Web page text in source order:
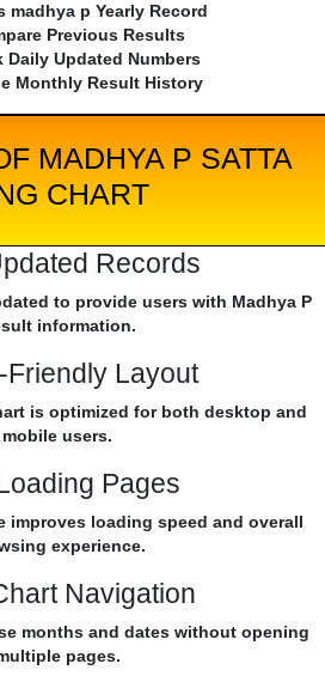
madhya p Yearly Record
Previous Results
Daily Updated Numbers
Monthly Result History
MADHYA P SATTA
CHART
Records
to provide users with Madhya P
information.
Friendly Layout
is optimized for both desktop and
mobile users.
Pages
improves loading speed and overall
experience.
Navigation
months and dates without opening
pages.